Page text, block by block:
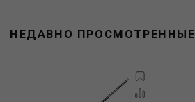
НЕДАВНО ПРОСМОТРЕННЫЕ